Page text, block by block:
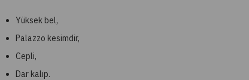
Yüksek bel,
Palazzo kesimdir,
Cepli,
Dar kalıp.